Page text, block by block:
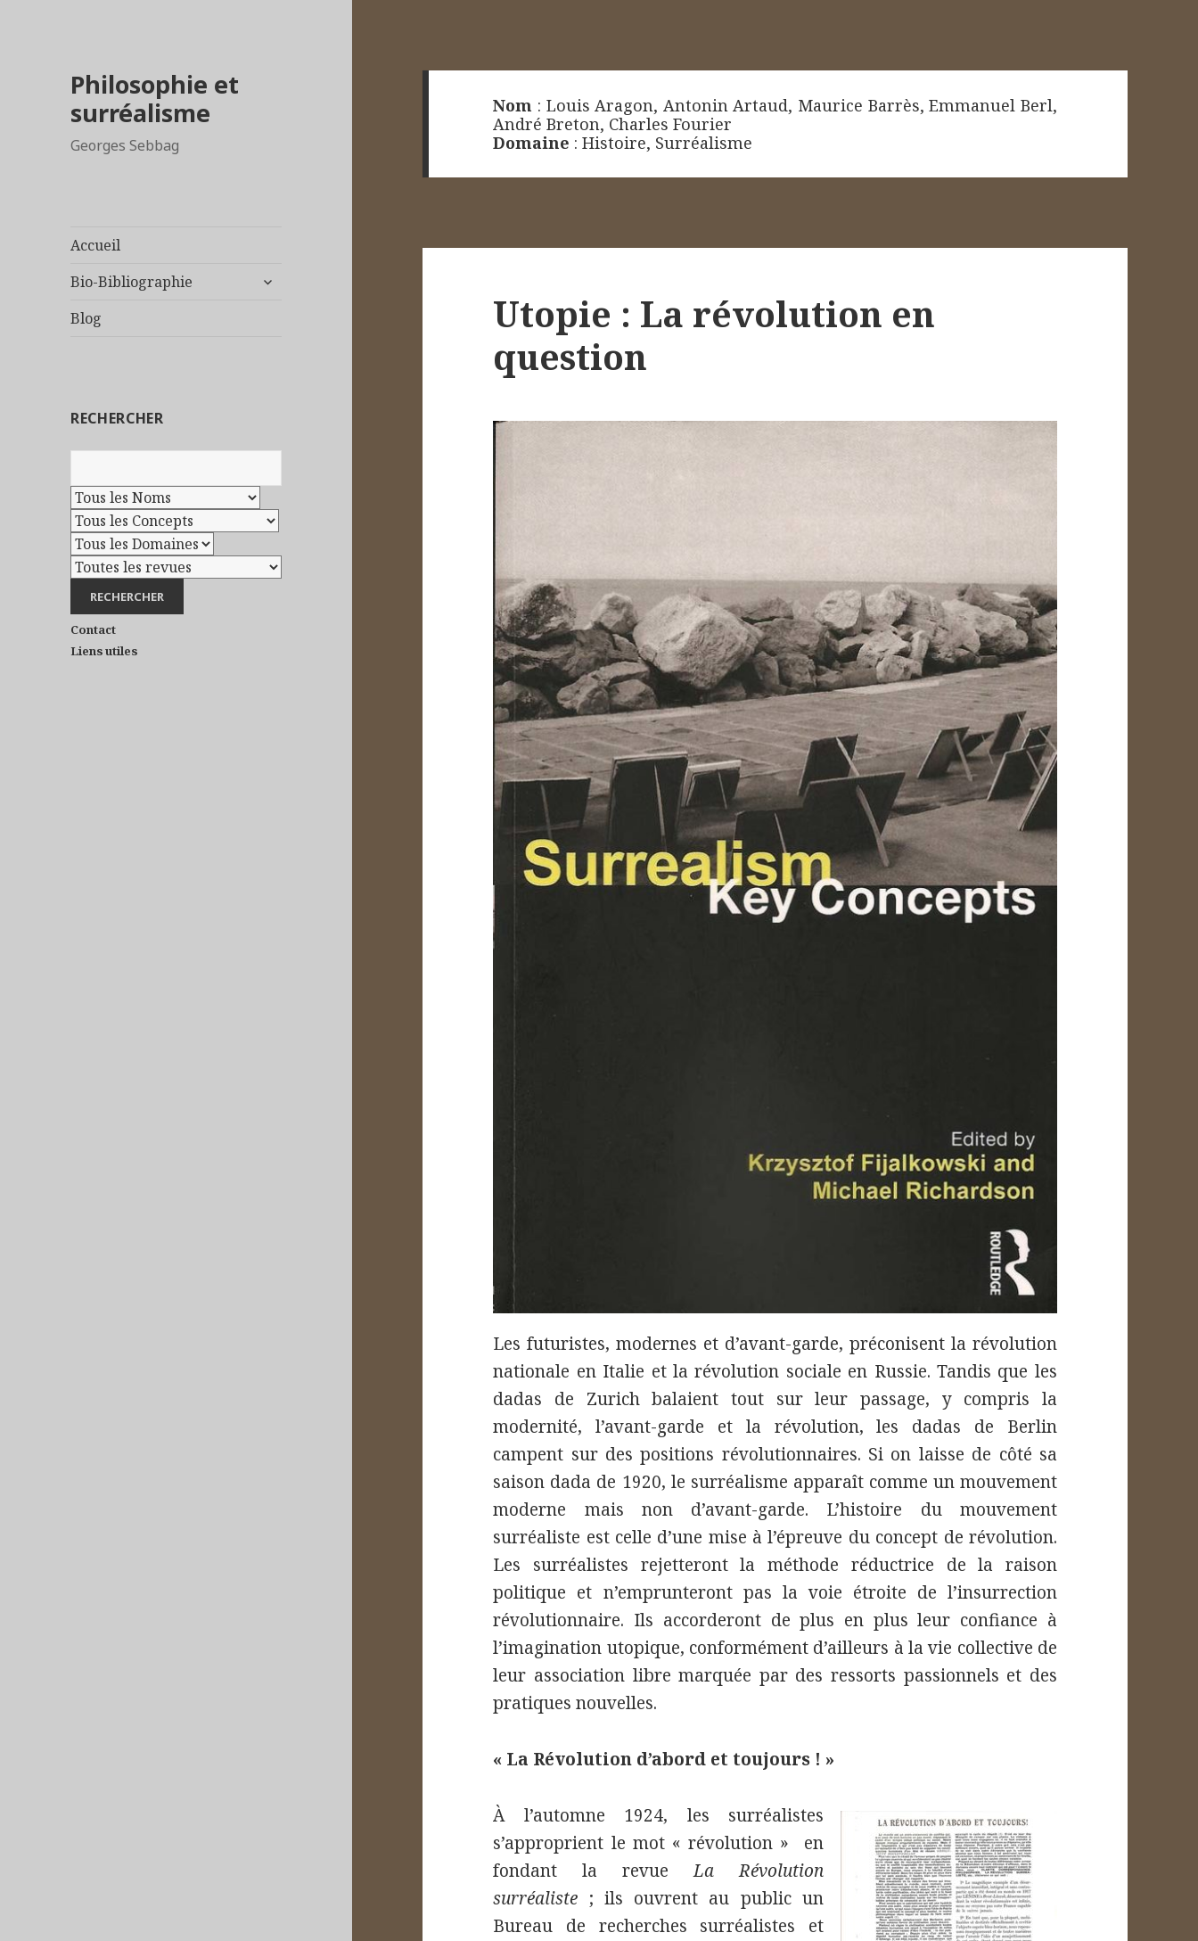
Philosophie et
surréalisme
Georges Sebbag
Accueil
Bio-Bibliographie
Blog
RECHERCHER
Contact
Liens utiles
Nom : Louis Aragon, Antonin Artaud, Maurice Barrès,Emmanuel Berl,
André Breton, Charles Fourier
Domaine :Histoire, Surréalisme
Utopie : La révolution en
question
Les futuristes, modernes et d’avant-garde, préconisent la révolution
nationale en Italie et la révolution sociale en Russie. Tandis que les
dadas de Zurich balaient tout sur leur passage, y compris la
modernité, l’avant-garde et la révolution, les dadas de Berlin
campent sur des positions révolutionnaires. Si on laisse de côté sa
saison dada de 1920, le surréalisme apparaît comme un mouvement
moderne mais non d’avant-garde. L’histoire du mouvement
surréaliste est celle d’une mise à l’épreuve du concept de révolution.
Les surréalistes rejetteront la méthode réductrice de la raison
politique et n’emprunteront pas la voie étroite de l’insurrection
révolutionnaire. Ils accorderont de plus en plus leur confiance à
l’imagination utopique, conformément d’ailleurs à la vie collective de
leur association libre marquée par des ressorts passionnels et des
pratiques nouvelles.
« La Révolution d’abord et toujours ! »
À l’automne 1924, les surréalistes
s’approprient le mot « révolution » en
fondant la revueLa Révolution
surréaliste ; ils ouvrent au public un
Bureau de recherches surréalistes et